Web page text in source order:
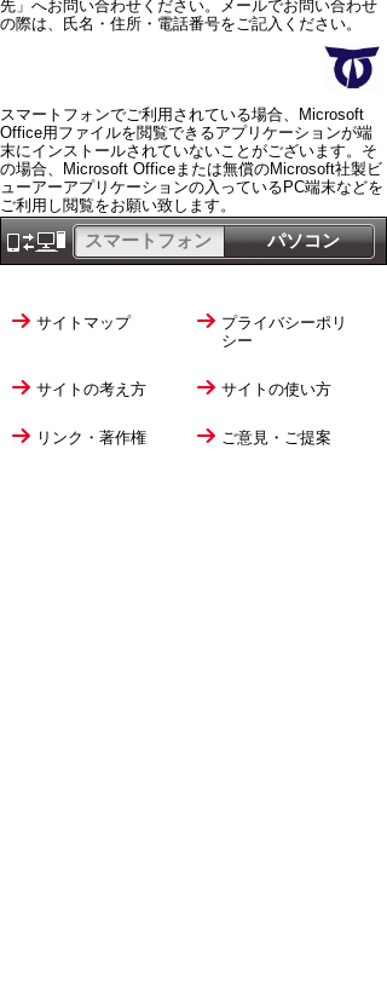
先」へお問い合わせください。メールでお問い合わせ
の際は、氏名・住所・電話番号をご記入ください。
スマートフォンでご利用されている場合、Microsoft
Office用ファイルを閲覧できるアプリケーションが端
末にインストールされていないことがございます。そ
の場合、Microsoft Officeまたは無償のMicrosoft社製ビ
ューアーアプリケーションの入っているPC端末などを
ご利用し閲覧をお願い致します。
パソコン
スマートフォン
サイトマップ
プライバシーポリ
シー
サイトの考え方 サイトの使い方
リンク・著作権 ご意見・ご提案